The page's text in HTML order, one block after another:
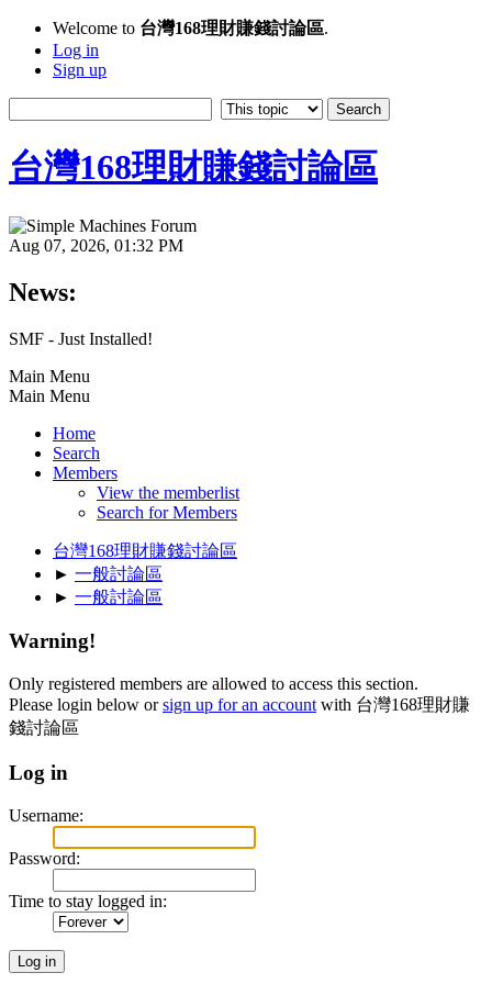
Welcome to 台灣168理財賺錢討論區.
Log in
Sign up
台灣168理財賺錢討論區
Aug 07, 2026, 01:32 PM
News:
SMF - Just Installed!
Main Menu
Main Menu
Home
Search
Members
View the memberlist
Search for Members
台灣168理財賺錢討論區
► 一般討論區
► 一般討論區
Warning!
Only registered members are allowed to access this section.
Please login below orsign up for an account with 台灣168理財賺
錢討論區
Log in
Username:
Password:
Time to stay logged in: